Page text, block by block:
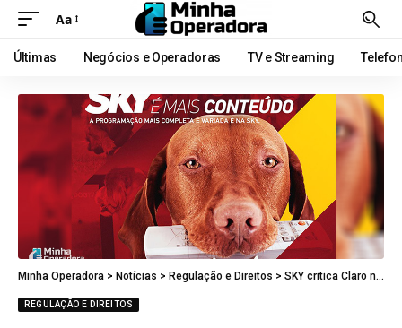
Aa
Últimas Negócios e Operadoras TV e Streaming
Minha Operadora > Notícias > Regulação e Direitos > SKY critica Claro no caso contra a FOX
REGULAÇÃO E DIREITOS